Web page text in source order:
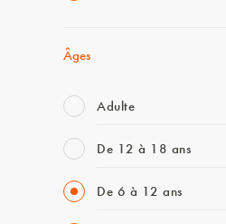
Âges
Adulte
De 12 à 18 ans
De 6 à 12 ans